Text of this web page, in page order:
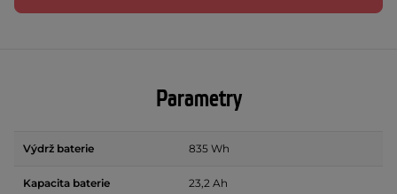
Parametry
Výdrž baterie 835 Wh
Kapacita baterie 23,2 Ah